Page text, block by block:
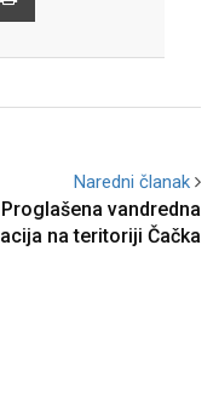
Naredni članak
Proglašena vandredna
na teritoriji Čačka